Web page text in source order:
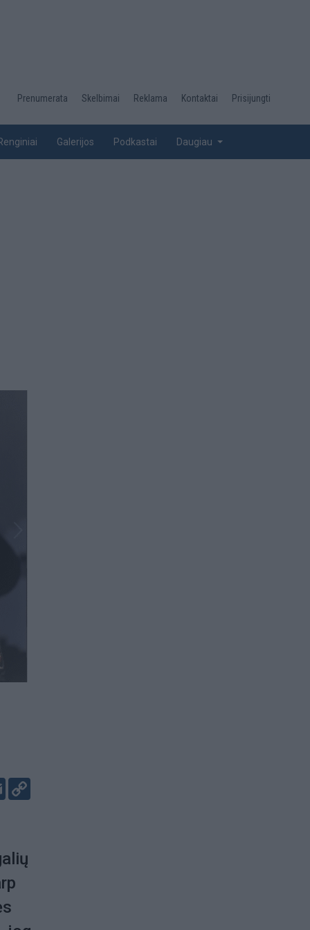
Desktop
top
Prenumerata Skelbimai Reklama Kontaktai Prisijungti
Galerijos Podkastai Daugiau
Email